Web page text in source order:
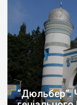
“Дюльбер”.